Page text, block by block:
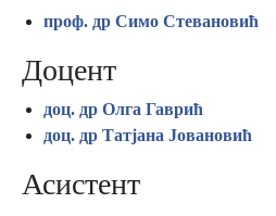
проф. др Симо Стевановић
Доцент
доц. др Олга Гаврић
доц. др Татјана Јовановић
Асистент